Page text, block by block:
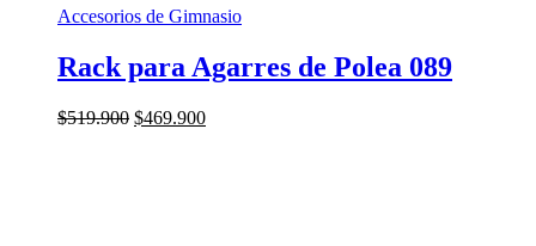
Accesorios de Gimnasio
Rack para Agarres de Polea 089
$519.900 El
$469.900El